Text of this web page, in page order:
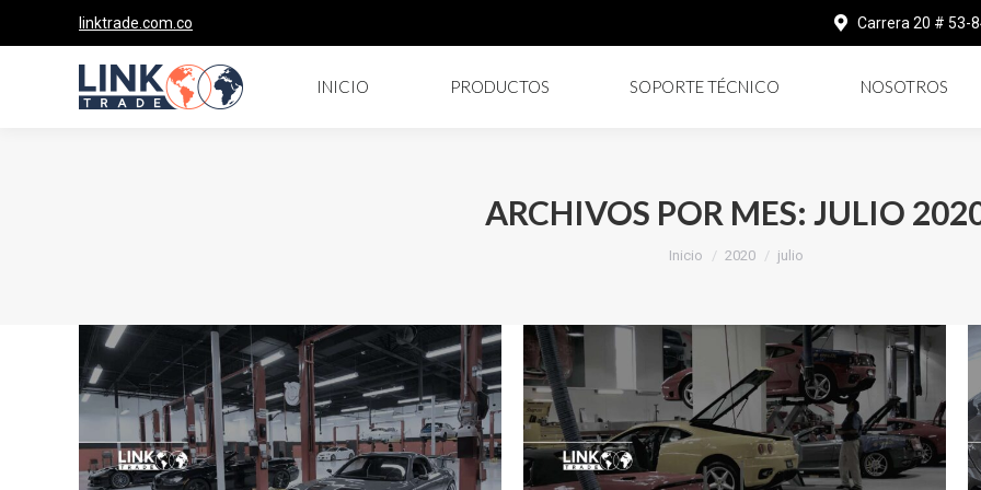
linktrade.com.co Carrera 20 # 53-
INICIO PRODUCTOS SOPORTE TÉCNICO NOSOTROS
ARCHIVOS POR MES: JULIO
Estás aquí:
Inicio 2020 julio